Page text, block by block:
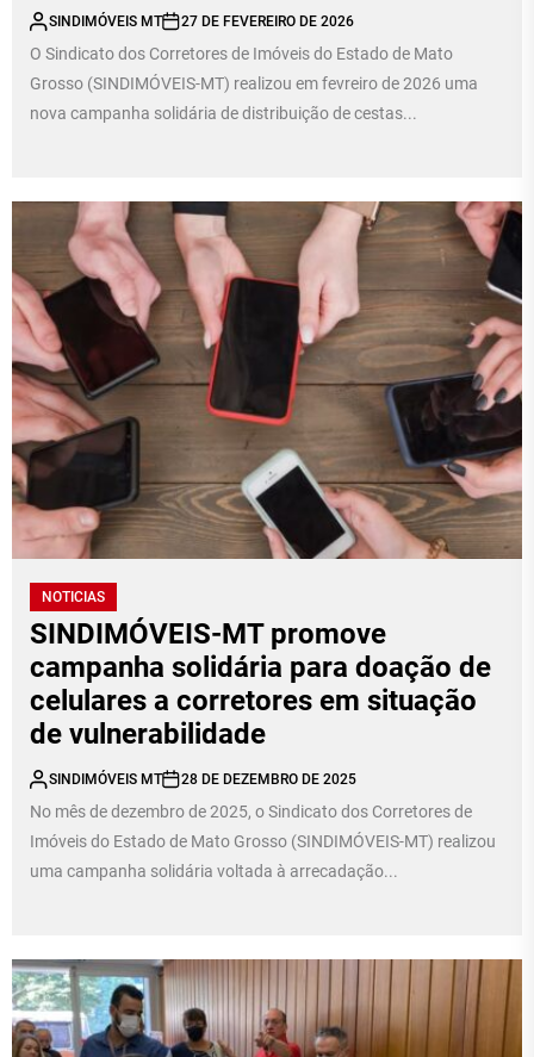
SINDIMÓVEIS MT 27 DE FEVEREIRO DE 2026
O Sindicato dos Corretores de Imóveis do Estado de Mato
Grosso (SINDIMÓVEIS-MT) realizou em fevreiro de 2026 uma
nova campanha solidária de distribuição de cestas...
NOTICIAS
SINDIMÓVEIS-MT promove
campanha solidária para doação de
celulares a corretores em situação
de vulnerabilidade
SINDIMÓVEIS MT 28 DE DEZEMBRO DE 2025
No mês de dezembro de 2025, o Sindicato dos Corretores de
Imóveis do Estado de Mato Grosso (SINDIMÓVEIS-MT) realizou
uma campanha solidária voltada à arrecadação...